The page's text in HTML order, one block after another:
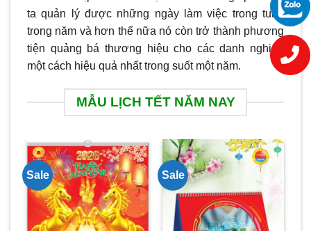
ta quản lý được những ngày làm việc trong tuần
trong năm và hơn thế nữa nó còn trở thành phương
tiện quảng bá thương hiệu cho các danh nghiệp
một cách hiệu quả nhất trong suốt một năm.
MẪU LỊCH TẾT NĂM NAY
Sale Sale